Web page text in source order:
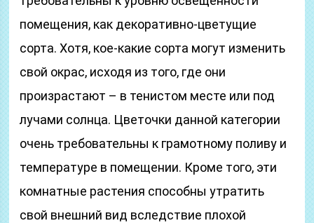
помещения, как декоративно-цветущие
сорта. Хотя, кое-какие сорта могут изменить
свой окрас, исходя из того, где они
произрастают – в тенистом месте или под
лучами солнца. Цветочки данной категории
очень требовательны к грамотному поливу и
температуре в помещении. Кроме того, эти
комнатные растения способны утратить
свой внешний вид вследствие плохой